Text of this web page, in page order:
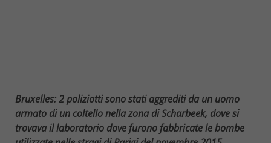
Bruxelles: 2 poliziotti sono stati aggrediti da un uomo
armato di un coltello nella zona di Scharbeek, dove si
trovava il laboratorio dove furono fabbricate le bombe